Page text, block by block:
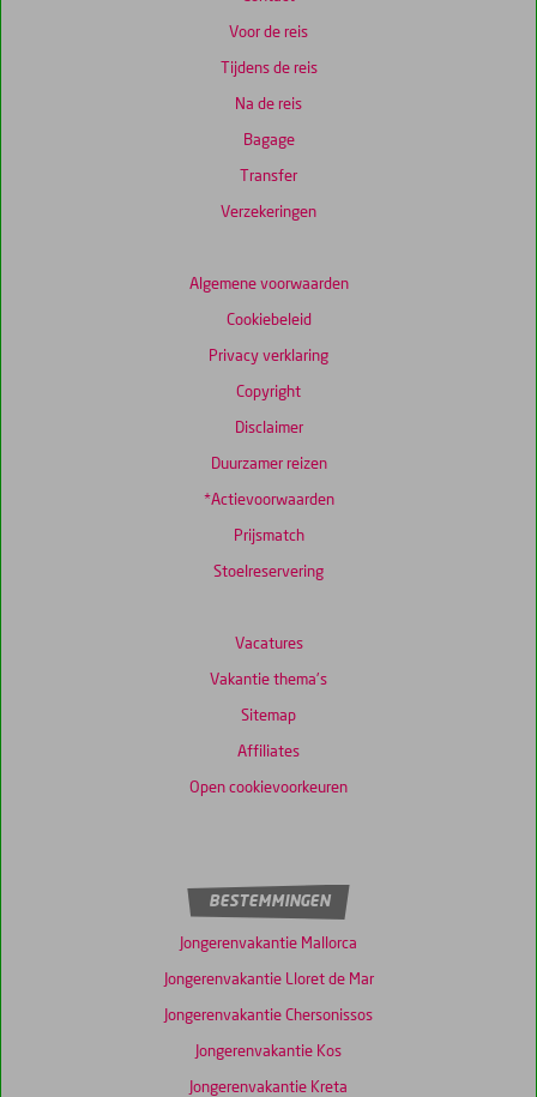
Kamers
6,7
Wifi kwaliteit
7,7
Voor de reis
Tijdens de reis
Na de reis
Bagage
Transfer
Verzekeringen
Algemene voorwaarden
Cookiebeleid
Privacy verklaring
Copyright
Disclaimer
Duurzamer reizen
*Actievoorwaarden
Prijsmatch
Stoelreservering
Vacatures
Vakantie thema's
Sitemap
Affiliates
Open cookievoorkeuren
BESTEMMINGEN
Jongerenvakantie Mallorca
Jongerenvakantie Lloret de Mar
Jongerenvakantie Chersonissos
Jongerenvakantie Kos
Jongerenvakantie Kreta